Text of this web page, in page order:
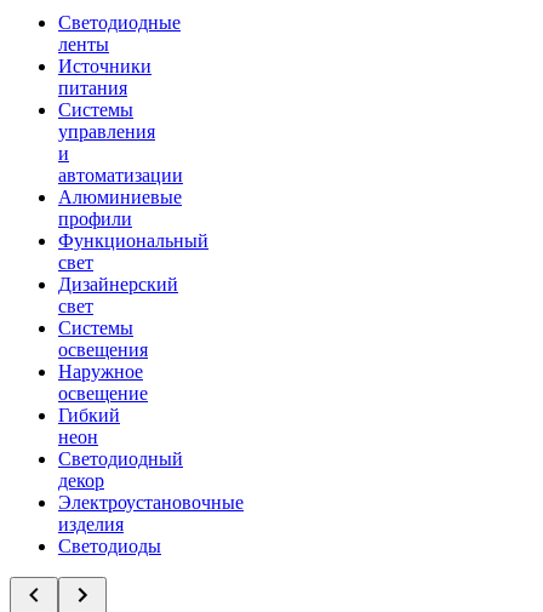
Светодиодные
ленты
Источники
питания
Системы
управления
и
автоматизации
Алюминиевые
профили
Функциональный
свет
Дизайнерский
свет
Системы
освещения
Наружное
освещение
Гибкий
неон
Светодиодный
декор
Электроустановочные
изделия
Светодиоды